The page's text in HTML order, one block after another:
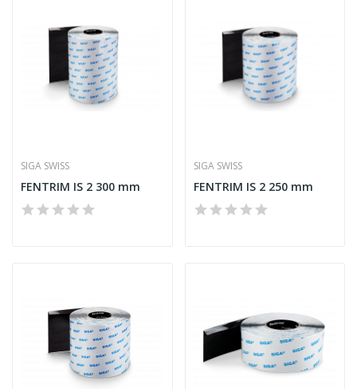
SIGA SWISS
FENTRIM IS 2 300 mm
SIGA SWISS
FENTRIM IS 2 250 mm